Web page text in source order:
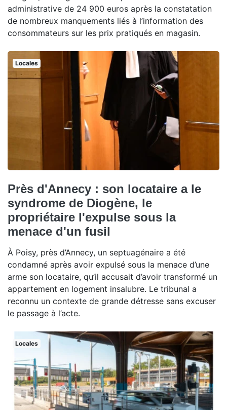
administrative de 24 900 euros après la constatation
de nombreux manquements liés à l’information des
consommateurs sur les prix pratiqués en magasin.
Locales
Près d'Annecy : son locataire a le
syndrome de Diogène, le
propriétaire l'expulse sous la
menace d'un fusil
À Poisy, près d’Annecy, un septuagénaire a été
condamné après avoir expulsé sous la menace d’une
arme son locataire, qu’il accusait d’avoir transformé un
appartement en logement insalubre. Le tribunal a
reconnu un contexte de grande détresse sans excuser
le passage à l’acte.
Locales